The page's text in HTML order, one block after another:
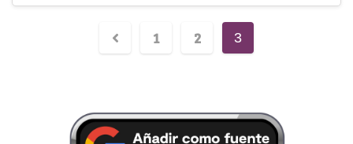
1 2 3